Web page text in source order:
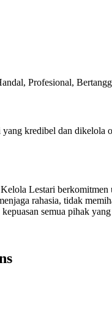
Profesional,
kredibel dan dikelola
Lestari
rahasia, tidak
semua pihak